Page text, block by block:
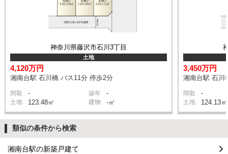
神奈川県藤沢市石川3丁目
土地
4,120万円
湘南台駅 石川橋 バス11分 停歩2分
間取 - 築年 -
土地 123.48㎡ 建物 -㎡
3,450万円
湘南台駅 石川
間取 -
土地 124.13㎡
類似の条件から検索
湘南台駅の新築戸建て